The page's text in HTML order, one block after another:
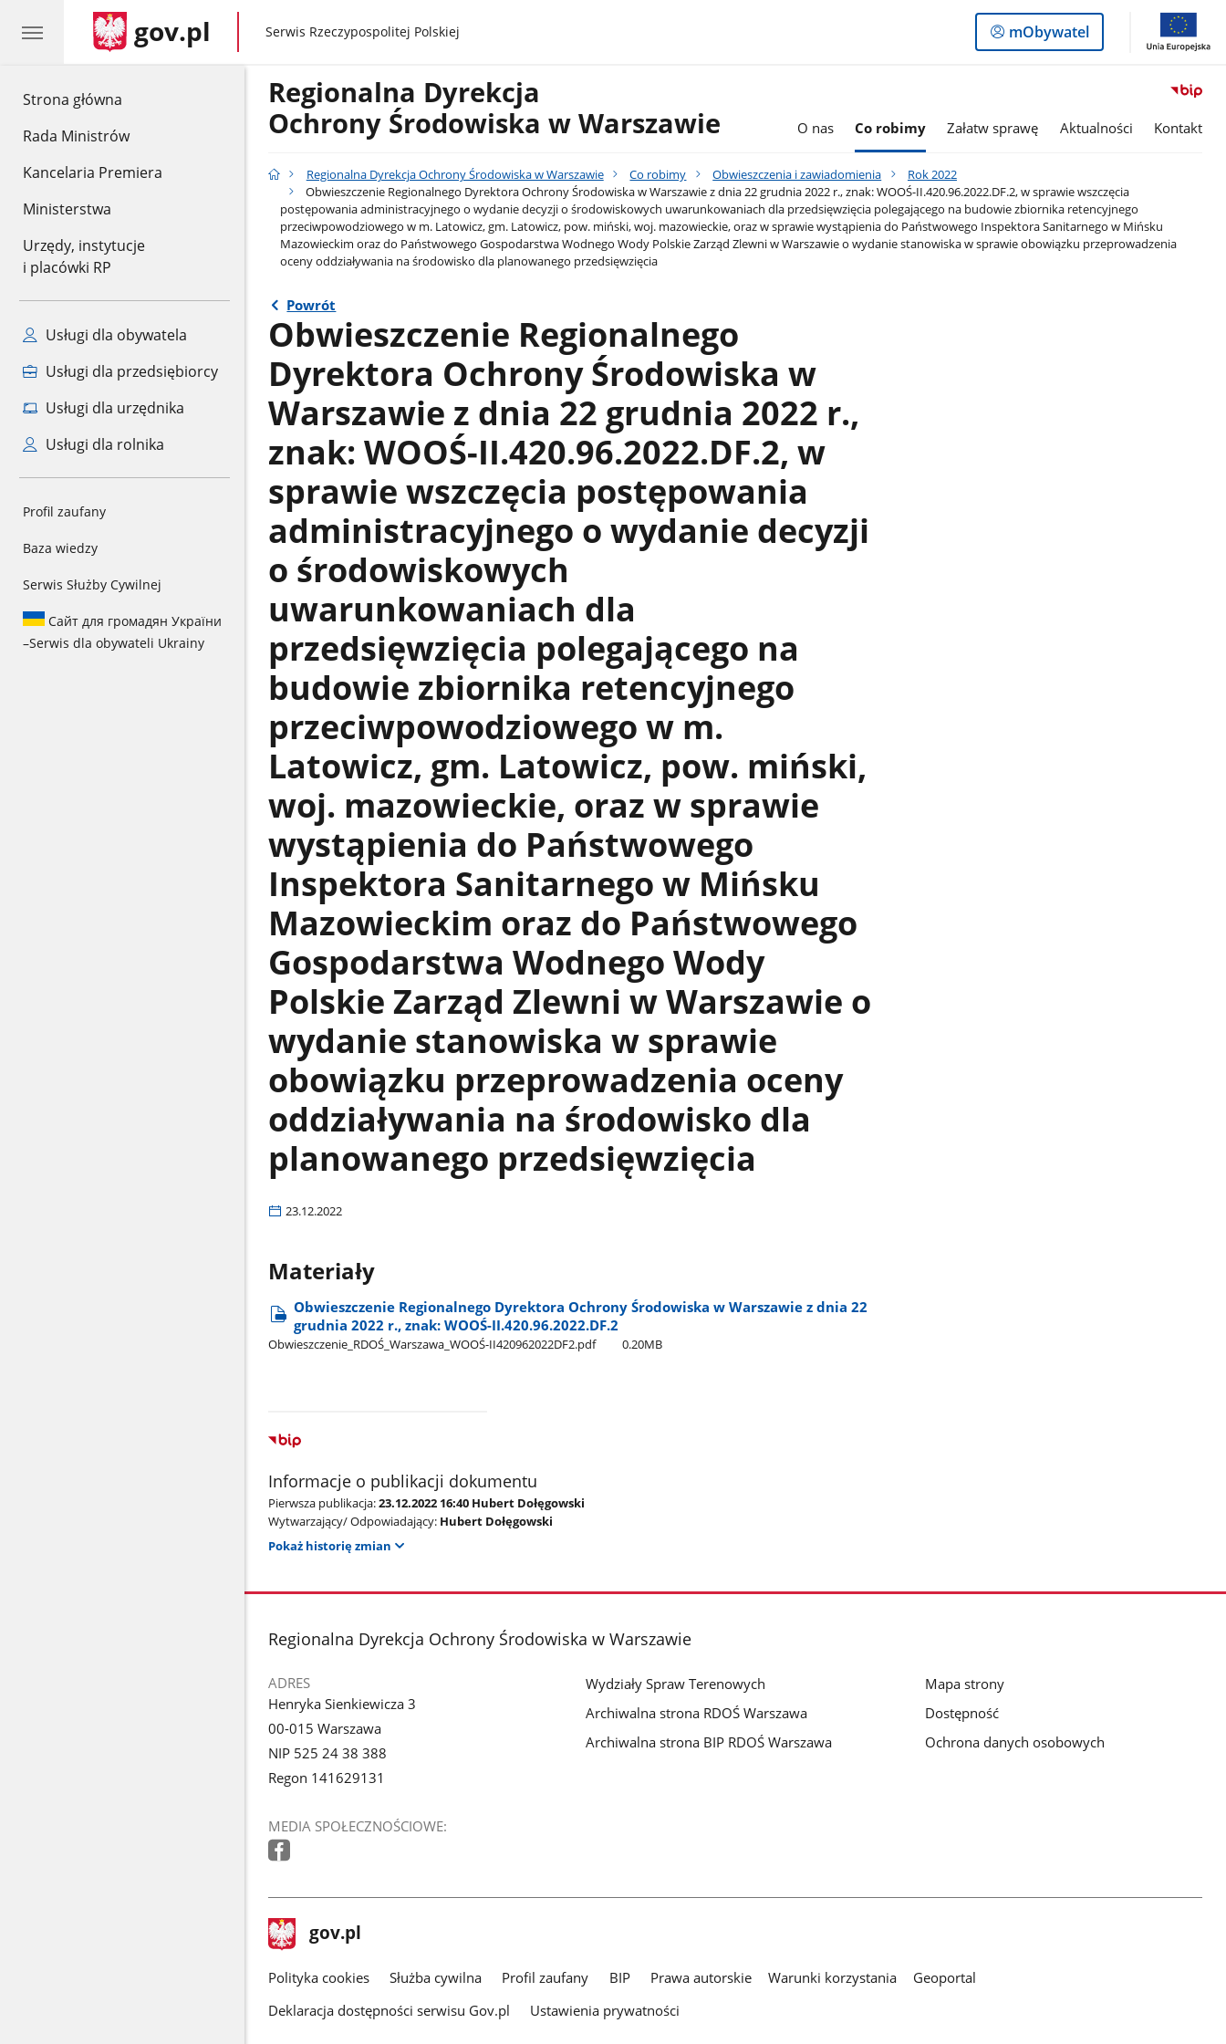
Strona główna
Rada Ministrów
Kancelaria Premiera
Ministerstwa
Urzędy, instytucje
i placówki RP
Usługi dla obywatela
Usługi dla przedsiębiorcy
Usługi dla urzędnika
Usługi dla rolnika
Profil zaufany
Baza wiedzy
Serwis Służby Cywilnej
Сайт для громадян України
–Serwis dla obywateli Ukrainy
gov.pl gov.pl
Serwis Rzeczypospolitej Polskiej
Logowanie
do
mObywatel
Regionalna Dyrekcja
Ochrony Środowiska w Warszawie
O nas Co robimy Załatw sprawę Aktualności Kontakt
Regionalna Dyrekcja Ochrony Środowiska w Warszawie Co robimy Obwieszczenia i zawiadomienia
Rok 2022
Obwieszczenie Regionalnego Dyrektora Ochrony Środowiska w Warszawie z dnia 22 grudnia 2022 r., znak: WOOŚ-II.420.96.2022.DF.2, w sprawie wszczęcia
postępowania administracyjnego o wydanie decyzji o środowiskowych uwarunkowaniach dla przedsięwzięcia polegającego na budowie zbiornika retencyjnego
przeciwpowodziowego w m. Latowicz, gm. Latowicz, pow. miński, woj. mazowieckie, oraz w sprawie wystąpienia do Państwowego Inspektora Sanitarnego w Mińsku
Mazowieckim oraz do Państwowego Gospodarstwa Wodnego Wody Polskie Zarząd Zlewni w Warszawie o wydanie stanowiska w sprawie obowiązku przeprowadzenia
oceny oddziaływania na środowisko dla planowanego przedsięwzięcia
Powrót
Obwieszczenie Regionalnego
Dyrektora Ochrony Środowiska w
Warszawie z dnia 22 grudnia 2022 r.,
znak: WOOŚ-II.420.96.2022.DF.2, w
sprawie wszczęcia postępowania
administracyjnego o wydanie decyzji
o środowiskowych
uwarunkowaniach dla
przedsięwzięcia polegającego na
budowie zbiornika retencyjnego
przeciwpowodziowego w m.
Latowicz, gm. Latowicz, pow. miński,
woj. mazowieckie, oraz w sprawie
wystąpienia do Państwowego
Inspektora Sanitarnego w Mińsku
Mazowieckim oraz do Państwowego
Gospodarstwa Wodnego Wody
Polskie Zarząd Zlewni w Warszawie o
wydanie stanowiska w sprawie
obowiązku przeprowadzenia oceny
oddziaływania na środowisko dla
planowanego przedsięwzięcia
23.12.2022
Materiały
Obwieszczenie Regionalnego Dyrektora Ochrony Środowiska w Warszawie z dnia 22
grudnia 2022 r., znak: WOOŚ-II.420.96.2022.DF.2
Obwieszczenie​_RDOŚ​_Warszawa​_WOOŚ-II420962022DF2.pdf 0.20MB
Informacje o publikacji dokumentu
Pierwsza publikacja:23.12.2022 16:40 Hubert Dołęgowski
Wytwarzający/ Odpowiadający: Hubert Dołęgowski
Pokaż historię zmian
stopka
Regionalna Dyrekcja Ochrony Środowiska w Warszawie
ADRES
Henryka Sienkiewicza 3
00-015 Warszawa
NIP 525 24 38 388
Regon 141629131
MEDIA SPOŁECZNOŚCIOWE:
Wydziały Spraw Terenowych
Archiwalna strona RDOŚ Warszawa
Archiwalna strona BIP RDOŚ Warszawa
Mapa strony
Dostępność
Ochrona danych osobowych
stopka
gov.pl Strona
gov.pl
gov.pl
Polityka cookies Służba cywilna Profil zaufany BIP Prawa autorskie Warunki korzystania
Geoportal
Deklaracja dostępności serwisu Gov.pl
Ustawienia prywatności